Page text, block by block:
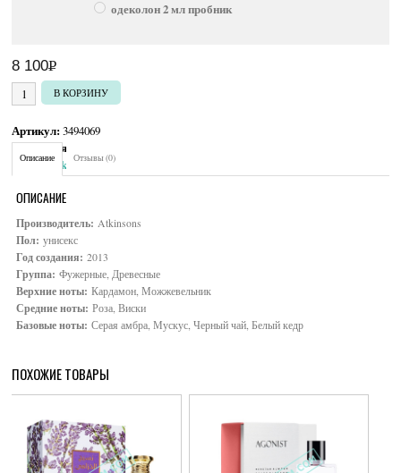
одеколон 2 мл пробник
8 100Р
УБ.
Количество товара Atkinsons 24 Old Bond Street
В КОРЗИНУ
Артикул:3494069
Категория:
Brand:Atkinsons
Описание Отзывы (0)
ОПИСАНИЕ
Производитель: Atkinsons
Пол: унисекс
Год создания: 2013
Группа: Фужерные, Древесные
Верхние ноты: Кардамон, Можжевельник
Средние ноты: Роза, Виски
Базовые ноты: Серая амбра, Мускус, Черный чай, Белый кедр
ПОХОЖИЕ ТОВАРЫ